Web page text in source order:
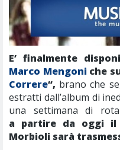
E’ finalmente
Marco Mengoniche
Correre“, brano che
estratti dall’album di
una settimana di
a partire da oggi il
Morbioli sarà